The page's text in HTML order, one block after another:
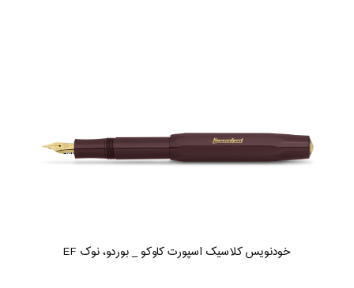
خودنویس کلاسیک اسپورت کاوکو _ بوردو، نوک EF